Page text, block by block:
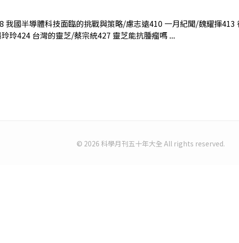
我國半導體科技面臨的挑戰與策略/慮志遠410 一月紀聞/魏耀揮
玲424 台灣的靈芝/蔡宗統427 靈芝能抗腫瘤嗎 ...
© 2026 科學月刊五十年大全 All rights reserved.